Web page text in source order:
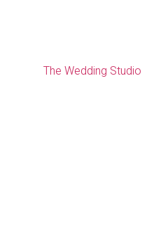
The Wedding Studio